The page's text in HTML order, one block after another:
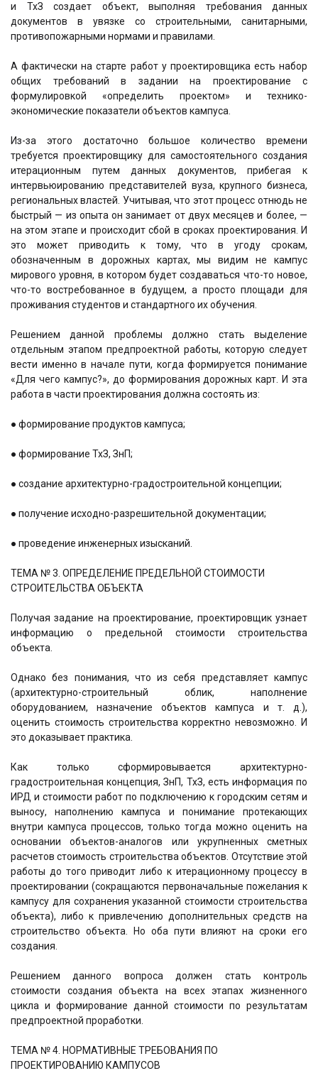
и ТхЗ создает объект, выполняя требования данных
документов в увязке со строительными, санитарными,
противопожарными нормами и правилами.
А фактически на старте работ у проектировщика есть набор
общих требований в задании на проектирование с
формулировкой «определить проектом» и технико-
экономические показатели объектов кампуса.
Из-за этого достаточно большое количество времени
требуется проектировщику для самостоятельного создания
итерационным путем данных документов, прибегая к
интервьюированию представителей вуза, крупного бизнеса,
региональных властей. Учитывая, что этот процесс отнюдь не
быстрый — из опыта он занимает от двух месяцев и более, —
на этом этапе и происходит сбой в сроках проектирования. И
это может приводить к тому, что в угоду срокам,
обозначенным в дорожных картах, мы видим не кампус
мирового уровня, в котором будет создаваться что-то новое,
что-то востребованное в будущем, а просто площади для
проживания студентов и стандартного их обучения.
Решением данной проблемы должно стать выделение
отдельным этапом предпроектной работы, которую следует
вести именно в начале пути, когда формируется понимание
«Для чего кампус?», до формирования дорожных карт. И эта
работа в части проектирования должна состоять из:
● формирование продуктов кампуса;
● формирование ТхЗ, ЗнП;
● создание архитектурно-градостроительной концепции;
● получение исходно-разрешительной документации;
● проведение инженерных изысканий.
ТЕМА № 3. ОПРЕДЕЛЕНИЕ ПРЕДЕЛЬНОЙ СТОИМОСТИ
СТРОИТЕЛЬСТВА ОБЪЕКТА
Получая задание на проектирование, проектировщик узнает
информацию о предельной стоимости строительства
объекта.
Однако без понимания, что из себя представляет кампус
(архитектурно-строительный облик, наполнение
оборудованием, назначение объектов кампуса и т. д.),
оценить стоимость строительства корректно невозможно. И
это доказывает практика.
Как только сформировывается архитектурно-
градостроительная концепция, ЗнП, ТхЗ, есть информация по
ИРД и стоимости работ по подключению к городским сетям и
выносу, наполнению кампуса и понимание протекающих
внутри кампуса процессов, только тогда можно оценить на
основании объектов-аналогов или укрупненных сметных
расчетов стоимость строительства объектов. Отсутствие этой
работы до того приводит либо к итерационному процессу в
проектировании (сокращаются первоначальные пожелания к
кампусу для сохранения указанной стоимости строительства
объекта), либо к привлечению дополнительных средств на
строительство объекта. Но оба пути влияют на сроки его
создания.
Решением данного вопроса должен стать контроль
стоимости создания объекта на всех этапах жизненного
цикла и формирование данной стоимости по результатам
предпроектной проработки.
ТЕМА № 4. НОРМАТИВНЫЕ ТРЕБОВАНИЯ ПО
ПРОЕКТИРОВАНИЮ КАМПУСОВ